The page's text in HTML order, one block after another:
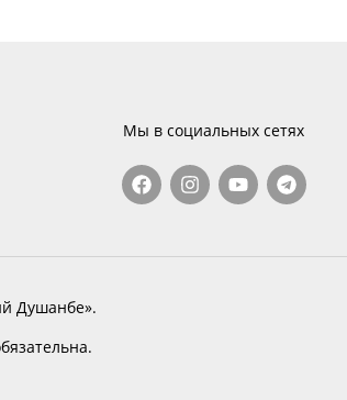
Мы в социальных сетях
Душанбе».